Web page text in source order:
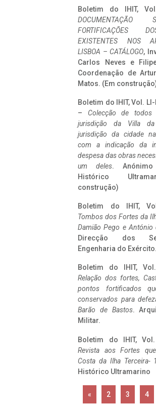
Boletim do IHIT,
DOCUMENTAÇÃO
FORTIFICAÇÕES
EXISTENTES NOS
LISBOA – CATÁLOGO,
Carlos Neves e
Coordenação de
Matos. (Em
Boletim do IHIT, Vol.
– Colecção de
jurisdição da Villa
jurisdição da cidade
com a indicação da
despesa das obras
um deles.
Histórico
construção)
Boletim do IHIT,
Tombos dos Fortes da
Damião Pego e António
Direcção dos
Engenharia do Exército.
Boletim do IHIT,
Relação dos fortes,
pontos fortificados
conservados para
Barão de Bastos.
Militar.
Boletim do IHIT,
Revista aos Fortes
Costa da Ilha Terceira-
Histórico Ultramarino
« 2 3 4